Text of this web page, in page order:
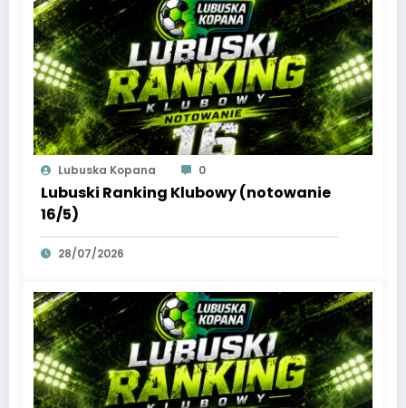
Lubuska Kopana 0
Lubuski Ranking Klubowy (notowanie
16/5)
28/07/2026